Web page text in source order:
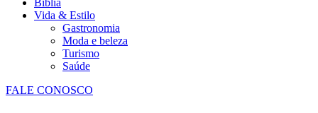
Bíblia
Vida & Estilo
Gastronomia
Moda e beleza
Turismo
Saúde
FALE CONOSCO